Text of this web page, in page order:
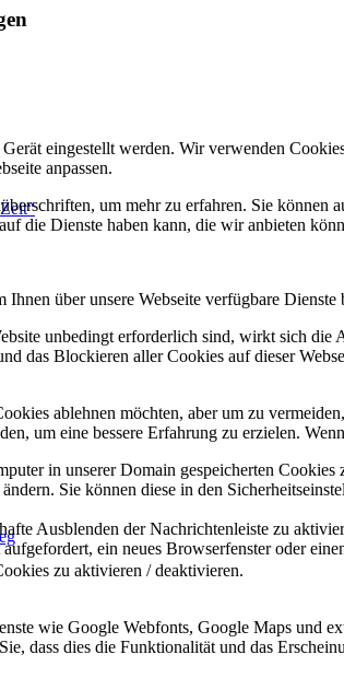
eingestellt werden. Wir verwenden
anpassen.
um mehr zu erfahren. Sie
die Dienste haben kann, die wir anbieten
über unsere Webseite verfügbare
unbedingt erforderlich sind, wirkt sich
das Blockieren aller Cookies auf dieser
ablehnen möchten, aber um zu
um eine bessere Erfahrung zu erzielen.
in unserer Domain gespeicherten
Sie können diese in den
Ausblenden der Nachrichtenleiste zu
ein neues Browserfenster oder
zu aktivieren / deaktivieren.
wie Google Webfonts, Google Maps und
dass dies die Funktionalität und das